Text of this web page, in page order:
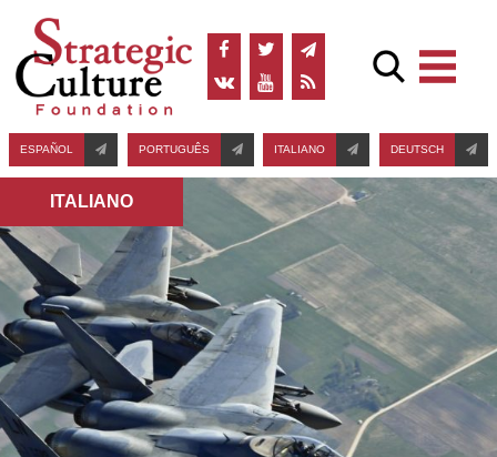
ESPAÑOL PORTUGUÊS ITALIANO DEUTSCH
ITALIANO